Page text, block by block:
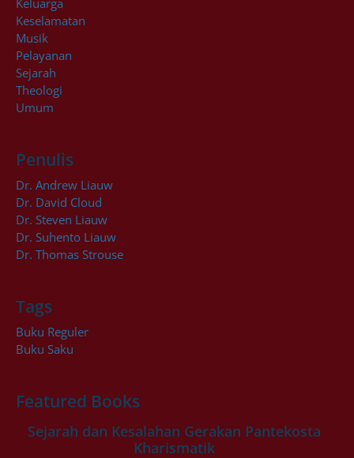
Keluarga
Keselamatan
Musik
Pelayanan
Sejarah
Theologi
Umum
Penulis
Dr. Andrew Liauw
Dr. David Cloud
Dr. Steven Liauw
Dr. Suhento Liauw
Dr. Thomas Strouse
Tags
Buku Reguler
Buku Saku
Featured Books
Sejarah dan Kesalahan Gerakan Pantekosta
Kharismatik